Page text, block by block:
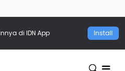
di IDN App Install